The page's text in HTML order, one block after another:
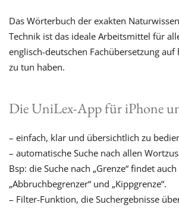
Das Wörterbuch der exakten
Technik ist das ideale Arbeitsmittel für
englisch-deutschen Fachübersetzung auf
zu tun haben.
Die UniLex-App für iPhone
– einfach, klar und übersichtlich zu
– automatische Suche nach allen
Bsp: die Suche nach „Grenze“ findet auch
„Abbruchbegrenzer“ und „Kippgrenze“.
– Filter-Funktion, die Suchergebnisse